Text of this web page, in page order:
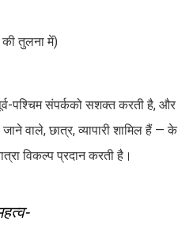
तुलना में)
पश्चिम संपर्कको सशक्त करती है, और
वाले, छात्र, व्यापारी शामिल हैं — के
विकल्प प्रदान करती है।